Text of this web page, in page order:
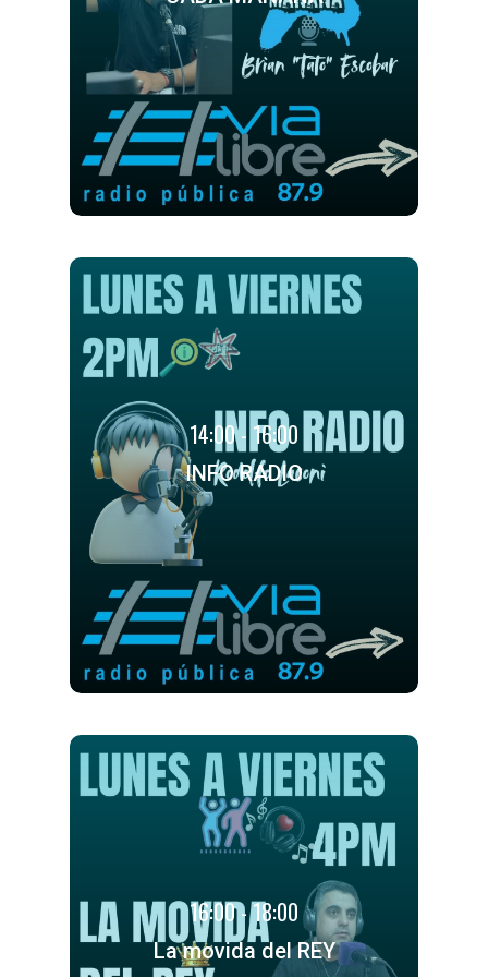
14:00 - 16:00
INFO RADIO
16:00 - 18:00
La movida del REY